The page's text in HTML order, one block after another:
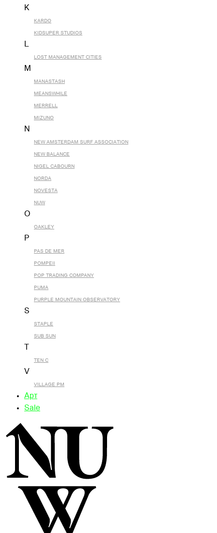
K
KARDO
KIDSUPER STUDIOS
L
LOST MANAGEMENT CITIES
M
MANASTASH
MEANSWHILE
MERRELL
MIZUNO
N
NEW AMSTERDAM SURF ASSOCIATION
NEW BALANCE
NIGEL CABOURN
NORDA
NOVESTA
NUW
O
OAKLEY
P
PAS DE MER
POMPEII
POP TRADING COMPANY
PUMA
PURPLE MOUNTAIN OBSERVATORY
S
STAPLE
SUB SUN
TEN C
V
VILLAGE PM
Арт
Sale